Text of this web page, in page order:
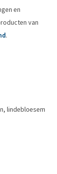
en
van
.
lindebloesem